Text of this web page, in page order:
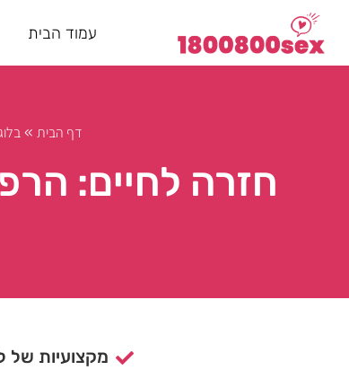
עמוד הבית
דף הבית »
חזרה לחיים:
מקצועיות של